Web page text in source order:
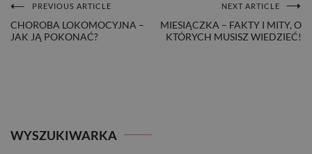
NAWIGACJA
PREVIOUS ARTICLE
CHOROBA LOKOMOCYJNA –
JAK JĄ POKONAĆ?
NEXT ARTICLE
MIESIĄCZKA – FAKTY I MITY, O
KTÓRYCH MUSISZ WIEDZIEĆ!
WYSZUKIWARKA